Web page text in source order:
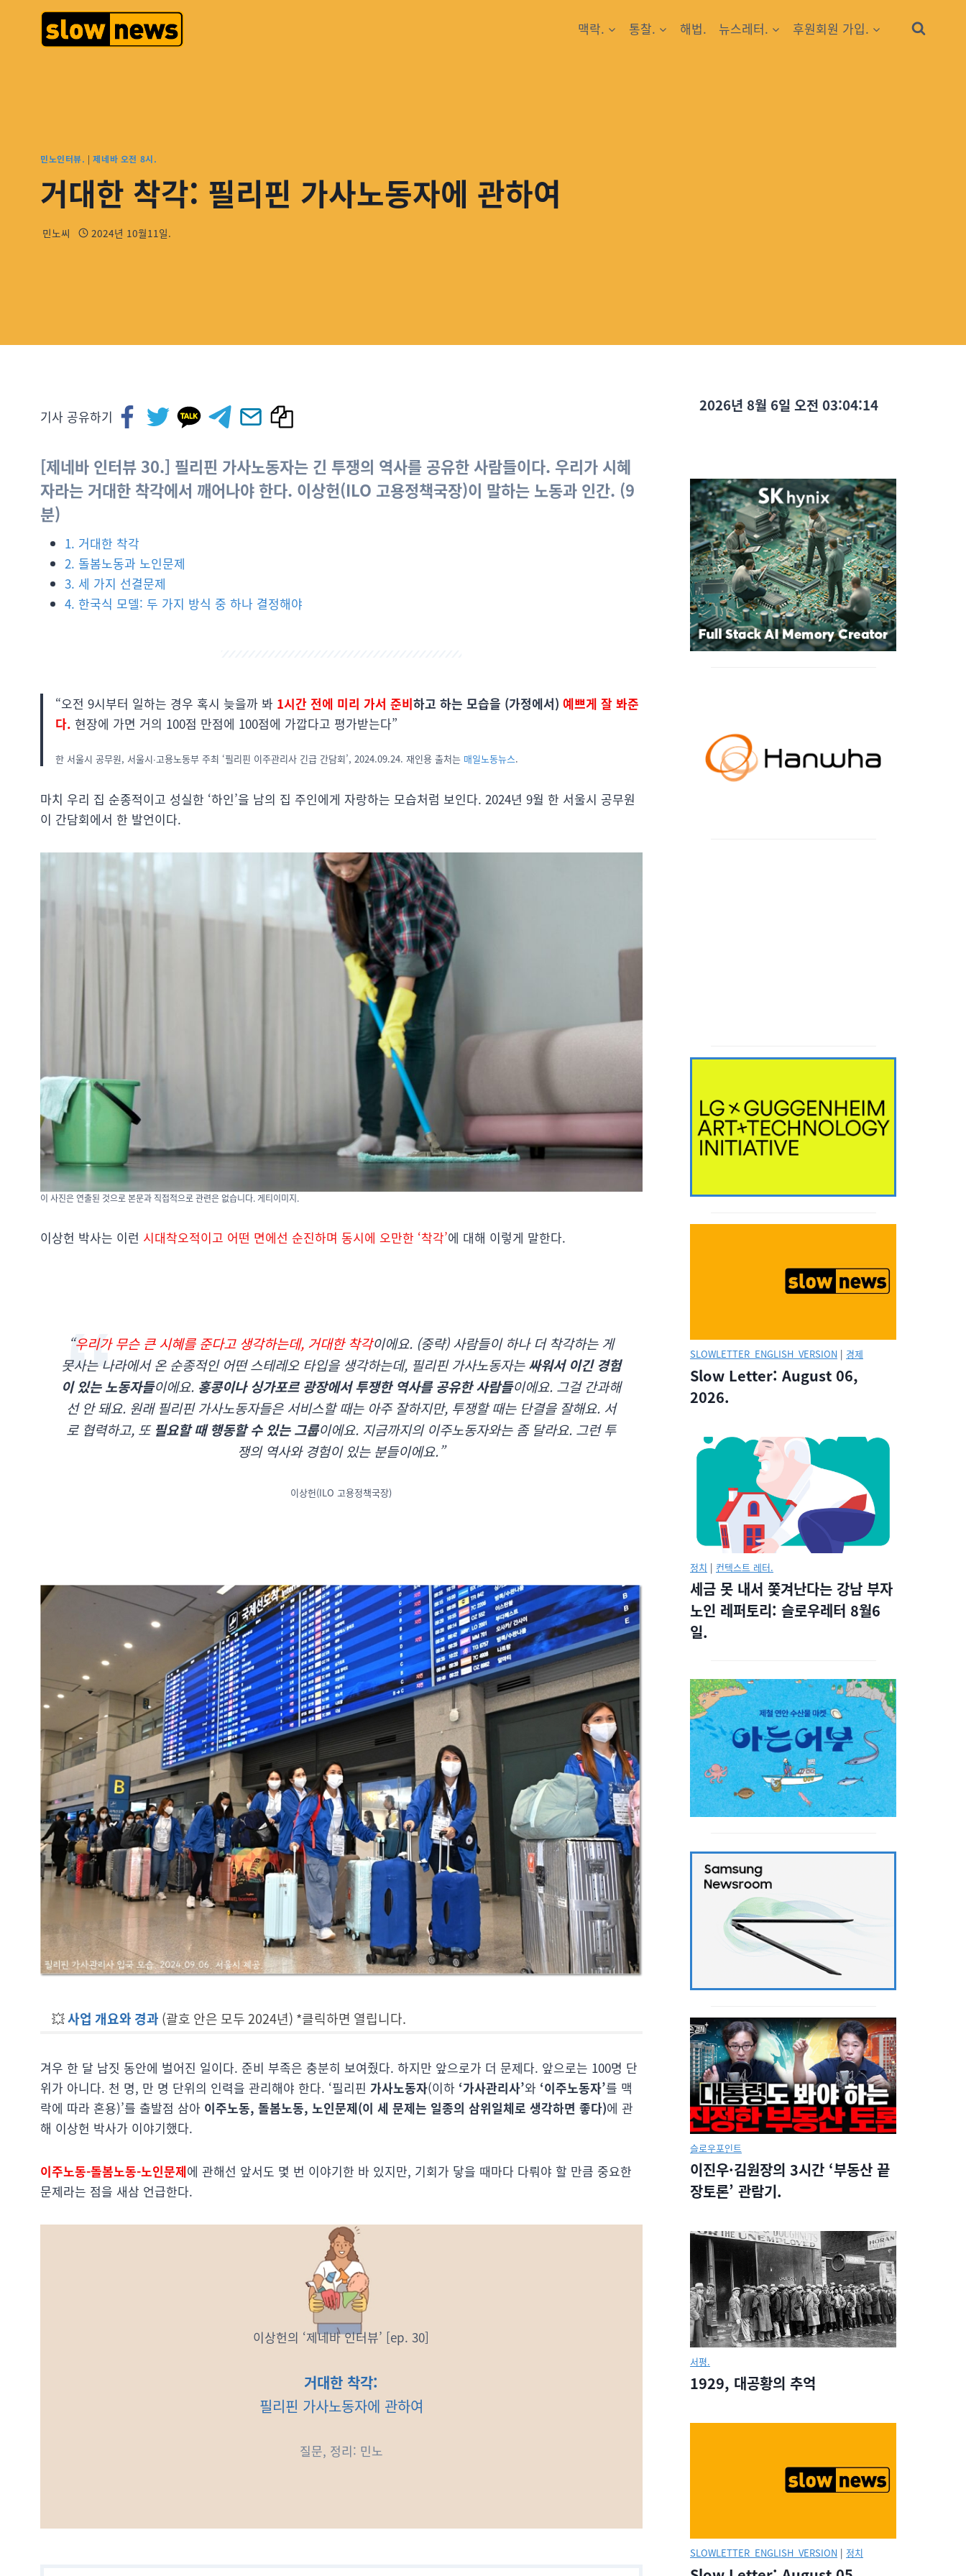
맥락. 통찰. 해법. 뉴스레터. 후원회원 가입.
민노인터뷰. |제네바 오전 8시.
거대한 착각: 필리핀 가사노동자에 관하여
민노씨 2024년 10월11일.
기사 공유하기
[제네바 인터뷰 30.] 필리핀 가사노동자는 긴 투쟁의 역사를 공유한 사람들이다. 우리가 시혜
자라는 거대한 착각에서 깨어나야 한다. 이상헌(ILO 고용정책국장)이 말하는 노동과 인간. (9
분)
1. 거대한 착각
2. 돌봄노동과 노인문제
3. 세 가지 선결문제
4. 한국식 모델: 두 가지 방식 중 하나 결정해야
“오전 9시부터 일하는 경우 혹시 늦을까 봐 1시간 전에 미리 가서 준비하고 하는 모습을 (가정에서) 예쁘게 잘 봐준
다. 현장에 가면 거의 100점 만점에 100점에 가깝다고 평가받는다”
한 서울시 공무원, 서울시∙고용노동부 주최 ‘필리핀 이주관리사 긴급 간담회’, 2024.09.24. 재인용 출처는 매일노동뉴스.
마치 우리 집 순종적이고 성실한 ‘하인’을 남의 집 주인에게 자랑하는 모습처럼 보인다. 2024년 9월 한 서울시 공무원
이 간담회에서 한 발언이다.
이 사진은 연출된 것으로 본문과 직접적으로 관련은 없습니다. 게티이미지.
이상헌 박사는 이런 시대착오적이고 어떤 면에선 순진하며 동시에 오만한 ‘착각’에 대해 이렇게 말한다.
“우리가 무슨 큰 시혜를 준다고 생각하는데, 거대한 착각이에요. (중략) 사람들이 하나 더 착각하는 게
못사는 나라에서 온 순종적인 어떤 스테레오 타입을 생각하는데, 필리핀 가사노동자는싸워서 이긴 경험
이 있는 노동자들이에요. 홍콩이나 싱가포르 광장에서 투쟁한 역사를 공유한 사람들이에요. 그걸 간과해
선 안 돼요. 원래 필리핀 가사노동자들은 서비스할 때는 아주 잘하지만, 투쟁할 때는 단결을 잘해요. 서
로 협력하고, 또 필요할 때 행동할 수 있는 그룹이에요. 지금까지의 이주노동자와는 좀 달라요. 그런 투
쟁의 역사와 경험이 있는 분들이에요.”
이상헌(ILO 고용정책국장)
💥사업 개요와 경과 (괄호 안은 모두 2024년) *클릭하면 열립니다.
겨우 한 달 남짓 동안에 벌어진 일이다. 준비 부족은 충분히 보여줬다. 하지만 앞으로가 더 문제다. 앞으로는 100명 단
위가 아니다. 천 명, 만 명 단위의 인력을 관리해야 한다. ‘필리핀 가사노동자(이하 ‘가사관리사’와 ‘이주노동자’를 맥
락에 따라 혼용)’를 출발점 삼아 이주노동, 돌봄노동, 노인문제(이 세 문제는 일종의 삼위일체로 생각하면 좋다)에 관
해 이상헌 박사가 이야기했다.
이주노동-돌봄노동-노인문제에 관해선 앞서도 몇 번 이야기한 바 있지만, 기회가 닿을 때마다 다뤄야 할 만큼 중요한
문제라는 점을 새삼 언급한다.
이상헌의 ‘제네바 인터뷰’ [ep. 30]
거대한 착각:
필리핀 가사노동자에 관하여
질문, 정리: 민노
2026년 8월 6일 오전 03:04:15
SLOWLETTER_ENGLISH_VERSION | 경제
Slow Letter: August 06,
2026.
정치 | 컨텍스트 레터.
세금 못 내서 쫓겨난다는 강남 부자
노인 레퍼토리: 슬로우레터 8월6
일.
슬로우포인트
이진우·김원장의 3시간 ‘부동산 끝
장토론’ 관람기.
서평.
1929, 대공황의 추억
SLOWLETTER_ENGLISH_VERSION | 정치